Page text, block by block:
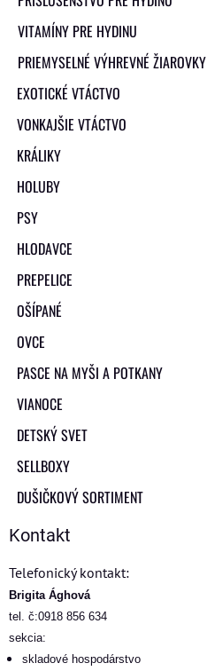
VITAMÍNY PRE HYDINU
PRIEMYSELNÉ VÝHREVNÉ ŽIAROVKY
EXOTICKÉ VTÁCTVO
VONKAJŠIE VTÁCTVO
KRÁLIKY
HOLUBY
PSY
HLODAVCE
PREPELICE
OŠÍPANÉ
OVCE
PASCE NA MYŠI A POTKANY
VIANOCE
DETSKÝ SVET
SELLBOXY
DUŠIČKOVÝ SORTIMENT
Kontakt
Telefonický kontakt:
Brigita Ághová
tel. č:0918 856 634
sekcia:
skladové hospodárstvo